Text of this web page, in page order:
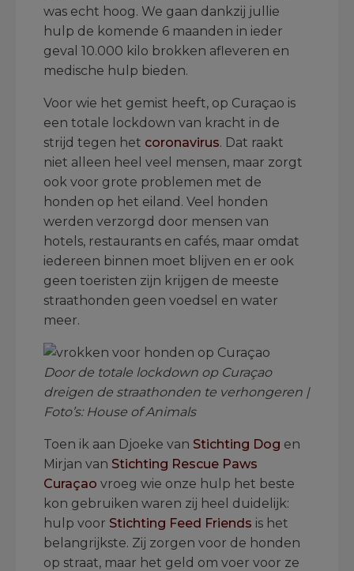
was echt hoog. We gaan dankzij jullie
hulp de komende 6 maanden in ieder
geval 10.000 kilo brokken afleveren en
medische hulp bieden.
Voor wie het gemist heeft, op Curaçao is
een totale lockdown van kracht in de
strijd tegen het coronavirus. Dat raakt
niet alleen heel veel mensen, maar zorgt
ook voor grote problemen met de
honden op het eiland. Veel honden
werden verzorgd door mensen van
hotels, restaurants en cafés, maar omdat
iedereen binnen moet blijven en er ook
geen toeristen zijn krijgen de meeste
straathonden geen voedsel en water
meer.
Door de totale lockdown op Curaçao
dreigen de straathonden te verhongeren |
Foto’s: House of Animals
Toen ik aan Djoeke van Stichting Dog en
Mirjan van Stichting Rescue Paws
Curaçao vroeg wie onze hulp het beste
kon gebruiken waren zij heel duidelijk:
hulp voor Stichting Feed Friends is het
belangrijkste. Zij zorgen voor de honden
op straat, maar het geld om voer voor ze